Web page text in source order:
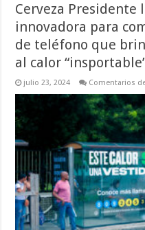
Cerveza Presidente
innovadora para
de teléfono que
al calor
julio 23, 2024 Comentarios